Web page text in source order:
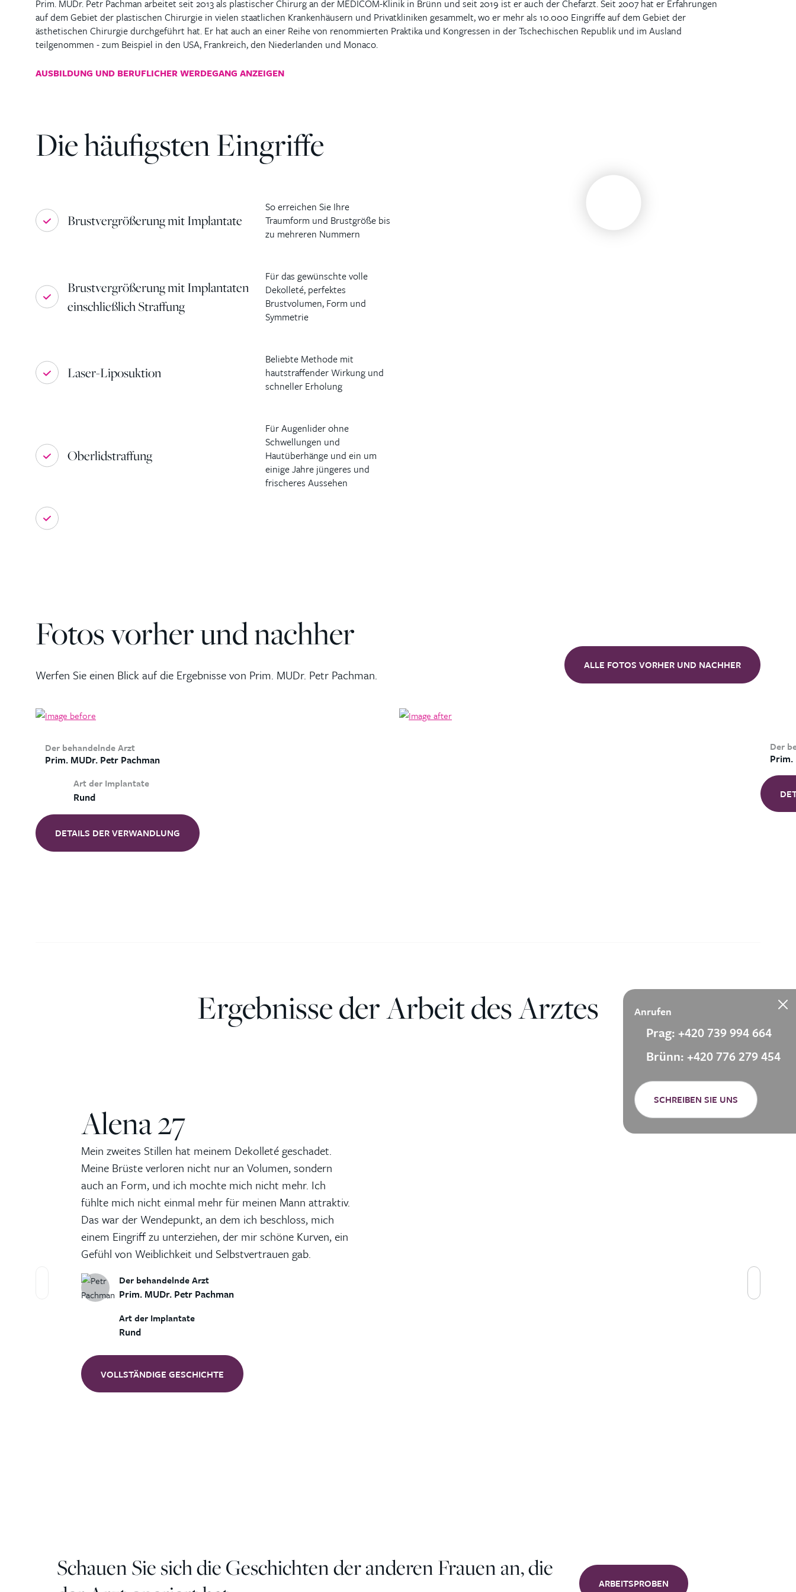
Prim. MUDr. Petr Pachman arbeitet seit 2013 als plastischer Chirurg an der MEDICOM-Klinik in Brünn und seit 2019 ist er auch der Chefarzt. Seit 2007 hat er Erfahrungen
auf dem Gebiet der plastischen Chirurgie in vielen staatlichen Krankenhäusern und Privatkliniken gesammelt, wo er mehr als 10.000 Eingriffe auf dem Gebiet der
ästhetischen Chirurgie durchgeführt hat. Er hat auch an einer Reihe von renommierten Praktika und Kongressen in der Tschechischen Republik und im Ausland
teilgenommen - zum Beispiel in den USA, Frankreich, den Niederlanden und Monaco.
AUSBILDUNG UND BERUFLICHER WERDEGANG ANZEIGEN
Die häufigsten Eingriffe
Brustvergrößerung mit Implantate
So erreichen Sie Ihre
Traumform und Brustgröße bis
zu mehreren Nummern
Brustvergrößerung mit Implantaten
einschließlich Straffung
Für das gewünschte volle
Dekolleté, perfektes
Brustvolumen, Form und
Symmetrie
Laser-Liposuktion
Beliebte Methode mit
hautstraffender Wirkung und
schneller Erholung
Oberlidstraffung
Für Augenlider ohne
Schwellungen und
Hautüberhänge und ein um
einige Jahre jüngeres und
frischeres Aussehen
Fotos vorher und nachher
Werfen Sie einen Blick auf die Ergebnisse von Prim. MUDr. Petr Pachman.
ALLE FOTOS VORHER UND NACHHER
Der behandelnde Arzt
Prim. MUDr. Petr Pachman
Art der Implantate
Rund
DETAILS DER VERWANDLUNG
Der
Prim.
Ergebnisse der Arbeit des Arztes
Alena 27
Mein zweites Stillen hat meinem Dekolleté geschadet.
Meine Brüste verloren nicht nur an Volumen, sondern
auch an Form, und ich mochte mich nicht mehr. Ich
fühlte mich nicht einmal mehr für meinen Mann attraktiv.
Das war der Wendepunkt, an dem ich beschloss, mich
einem Eingriff zu unterziehen, der mir schöne Kurven, ein
Gefühl von Weiblichkeit und Selbstvertrauen gab.
Der behandelnde Arzt
Prim. MUDr. Petr Pachman
Art der Implantate
Rund
VOLLSTÄNDIGE GESCHICHTE
Schauen Sie sich die Geschichten der anderen Frauen an, die
ARBEITSPROBEN
Anrufen
Prag: +420 739 994 664
Brünn: +420 776 279 454
SCHREIBEN SIE UNS